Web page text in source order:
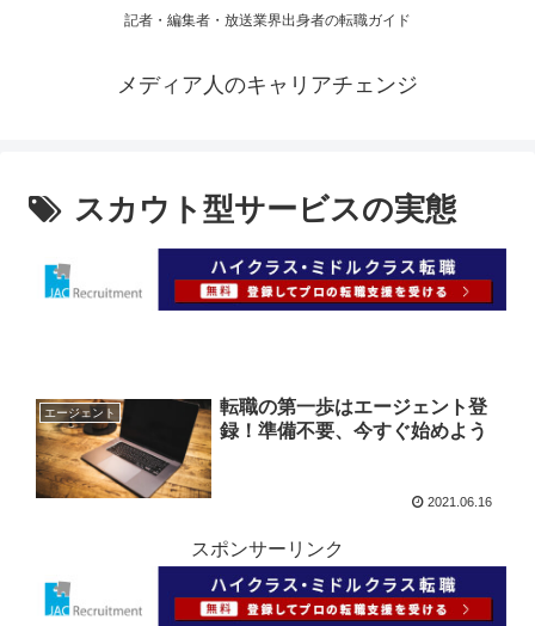
記者・編集者・放送業界出身者の転職ガイド
メディア人のキャリアチェンジ
スカウト型サービスの実態
エージェント
転職の第一歩はエージェント登
録！準備不要、今すぐ始めよう
2021.06.16
スポンサーリンク